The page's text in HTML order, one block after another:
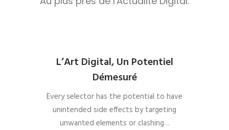
L’Art Digital, Un Potentiel
Démesuré
Every selector has the potential to have
unintended side effects by targeting
unwanted elements or clashing…